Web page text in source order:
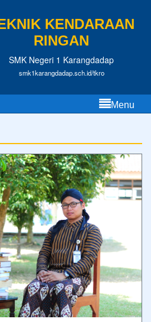
KENDARAAN
RINGAN
SMK Negeri 1 Karangdadap
smk1karangdadap.sch.id/tkro
Menu